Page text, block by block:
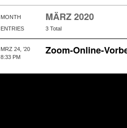
MONTH MÄRZ 2020
ENTRIES 3 Total
Zoom-Online-
MRZ 24, ’20
8:33 PM